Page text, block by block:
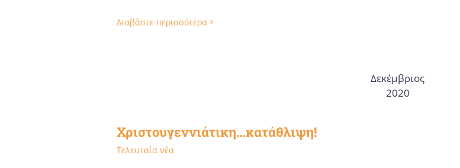
Διαβάστε περισσότερα
Δεκέμβριος
2020
Χριστουγεννιάτικη…κατάθλιψη!
Τελευταία νέα